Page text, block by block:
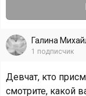
Галина
1 подписчик
Девчат, кто
смотрите, какой